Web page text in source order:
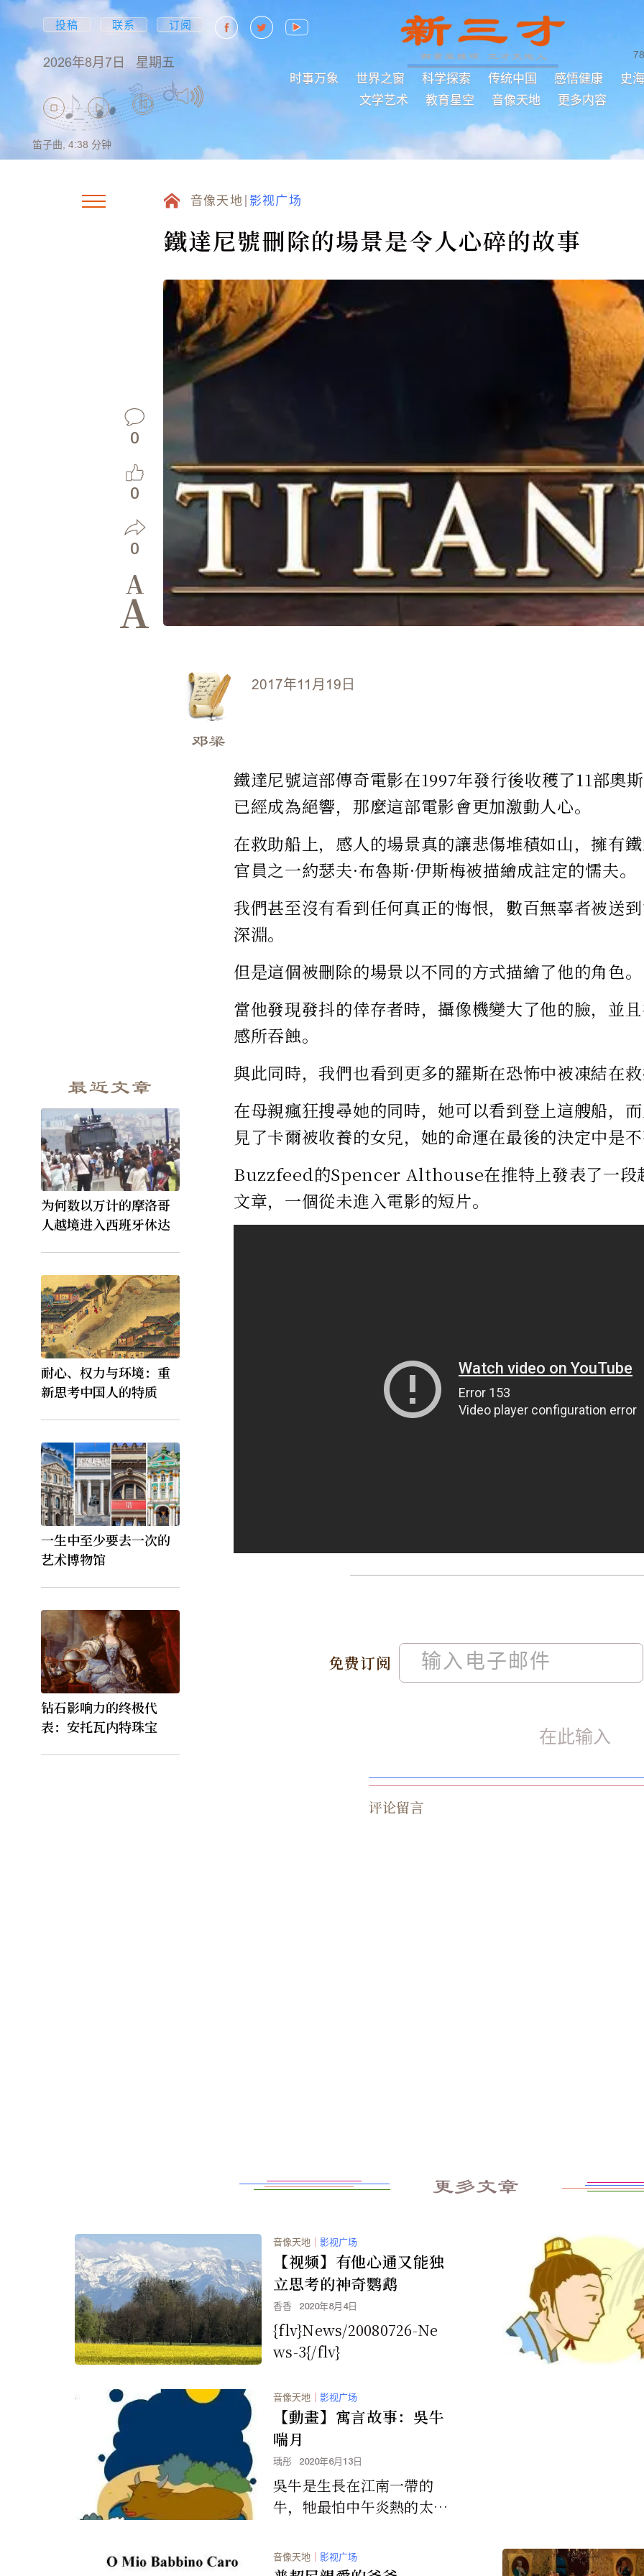
投稿 联系 订阅
2026年8月7日 星期五
时事万象 世界之窗 科学探索 传统中国 感悟健康
史
文学艺术
教育星空 音像天地 更多内容
笛子曲, 4:38 分钟
音像天地 影视广场
鐵達尼號刪除的場景是令人心碎的故事
0
0
0
A
A
最近文章
为何数以万计的摩洛哥
人越境进入西班牙休达
耐心、权力与环境：重
新思考中国人的特质
一生中至少要去一次的
艺术博物馆
钻石影响力的终极代
表：安托瓦内特珠宝
2017年11月19日
邓梁
鐵達尼號這部傳奇電影在1997年發行後收穫了11部奧
已經成為絕響，那麼這部電影會更加激動人心。
在救助船上，感人的場景真的讓悲傷堆積如山，擁有
官員之一約瑟夫·布魯斯·伊斯梅被描繪成註定的懦夫。
我們甚至沒有看到任何真正的悔恨，數百無辜者被送
深淵。
但是這個被刪除的場景以不同的方式描繪了他的角色。
當他發現發抖的倖存者時，攝像機變大了他的臉，並
感所吞蝕。
與此同時，我們也看到更多的羅斯在恐怖中被凍結在
在母親瘋狂搜尋她的同時，她可以看到登上這艘船，
見了卡爾被收養的女兒，她的命運在最後的決定中是
Buzzfeed的Spencer Althouse在推特上發表了一段
文章，一個從未進入電影的短片。
免费订阅
评论留言
更多文章
音像天地 ｜ 影视广场
【视频】有他心通又能独
立思考的神奇鹦鹉
香香 2020年8月4日
{flv}News/20080726-Ne
ws-3{/flv}
音像天地 ｜ 影视广场
【動畫】寓言故事：吳牛
喘月
瑀彤 2020年6月13日
吳牛是生長在江南一帶的
牛，牠最怕中午炎熱的太
裡，就是躲在樹下。到了晚
上，牠以為月亮是中午的
音像天地 ｜ 影视广场